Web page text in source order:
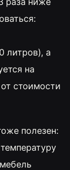
литров), а
на
стоимости
полезен: